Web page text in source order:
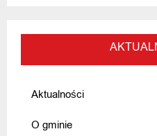
Aktualności
O gminie